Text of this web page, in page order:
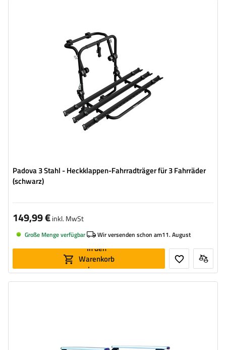
Padova 3 Stahl - Heckklappen-Fahrradträger für 3 Fahrräder
(schwarz)
universelles Montagesystem
kompatibel mit allen Karosseriearten
149,99 €inkl. MwSt
Große Menge verfügbar Wir versenden schon am11. August
In den
Warenkorb
legen